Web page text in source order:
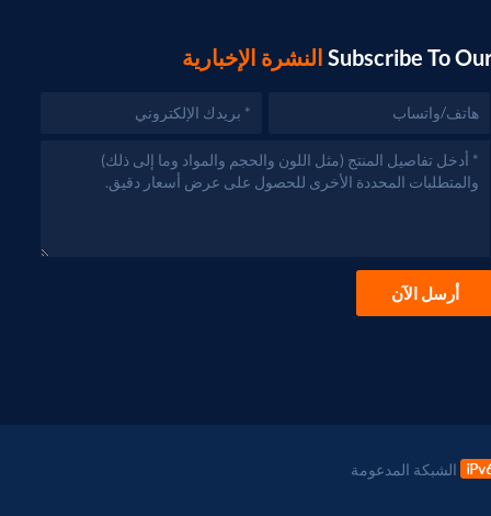
Subscribe To النشرة الإخبارية
أرسل الآن
الشبكة المدعومة